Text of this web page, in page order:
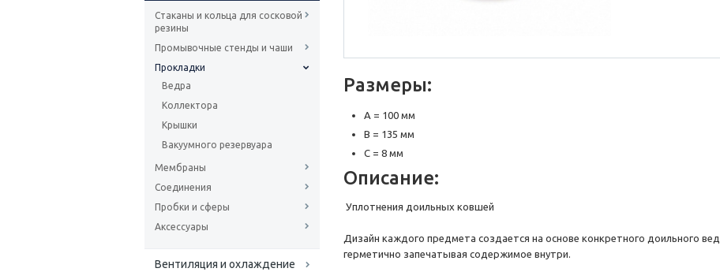
Стаканы и кольца для сосковой
резины
Промывочные стенды и чаши
Прокладки
Ведра
Коллектора
Крышки
Вакуумного резервуара
Мембраны
Соединения
Пробки и сферы
Аксессуары
Вентиляция и охлаждение
Размеры:
A = 100 мм
B = 135 мм
C = 8 мм
Описание:
Уплотнения доильных ковшей
Дизайн каждого предмета создается на основе конкретного доильного
герметично запечатывая содержимое внутри.